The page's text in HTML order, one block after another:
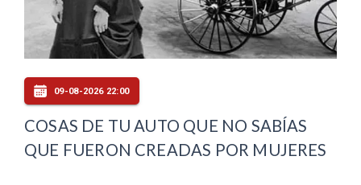
09-08-2026 22:00
COSAS DE TU AUTO QUE NO SABÍAS
QUE FUERON CREADAS POR MUJERES